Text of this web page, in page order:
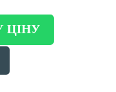
ЦІНУ